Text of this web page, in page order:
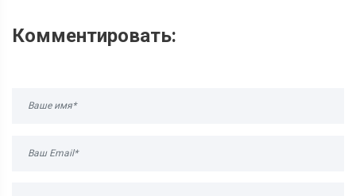
Комментировать: